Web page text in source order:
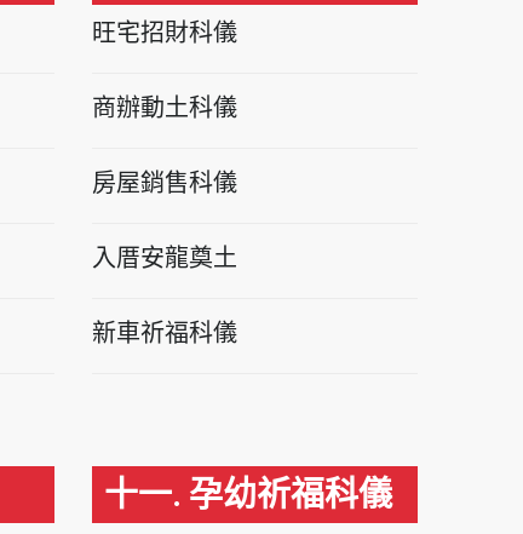
旺宅招財科儀
商辦動土科儀
房屋銷售科儀
入厝安龍奠土
新車祈福科儀
十一. 孕幼祈福科儀